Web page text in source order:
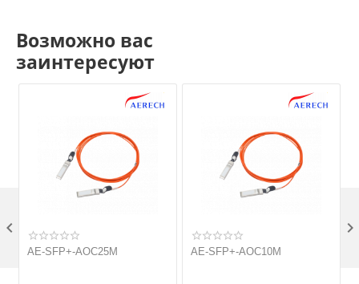
Возможно вас
заинтересуют
AE-SFP+-AOC25M AE-SFP+-AOC10M
 